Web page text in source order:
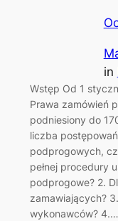
in
Wstęp Od 1
Prawa zamówień
podniesiony do
liczba
podprogowych,
pełnej procedury
podprogowe? 2.
zamawiających?
wykonawców? 4.…